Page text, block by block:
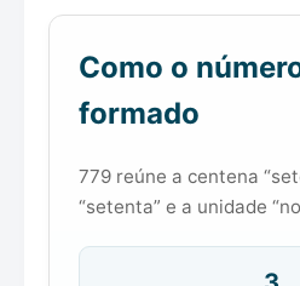
Como o
formado
779 reúne a centena
“setenta” e a unidade